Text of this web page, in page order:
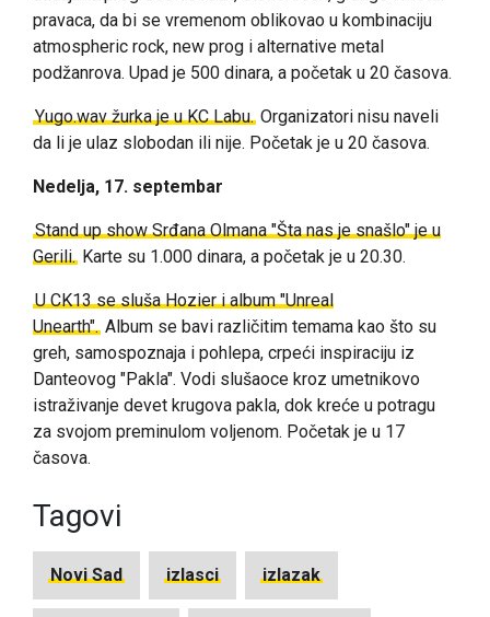
pravaca, da bi se vremenom oblikovao u kombinaciju
atmospheric rock, new prog i alternative metal
podžanrova. Upad je 500 dinara, a početak u 20 časova.
Yugo.wav žurka je u KC Labu. Organizatori nisu naveli
da li je ulaz slobodan ili nije. Početak je u 20 časova.
Nedelja, 17. septembar
Stand up show Srđana Olmana "Šta nas je snašlo" je u
Gerili. Karte su 1.000 dinara, a početak je u 20.30.
U CK13 se sluša Hozier i album "Unreal
Unearth". Album se bavi različitim temama kao što su
greh, samospoznaja i pohlepa, crpeći inspiraciju iz
Danteovog "Pakla". Vodi slušaoce kroz umetnikovo
istraživanje devet krugova pakla, dok kreće u potragu
za svojom preminulom voljenom. Početak je u 17
časova.
Tagovi
Novi Sad izlasci izlazak